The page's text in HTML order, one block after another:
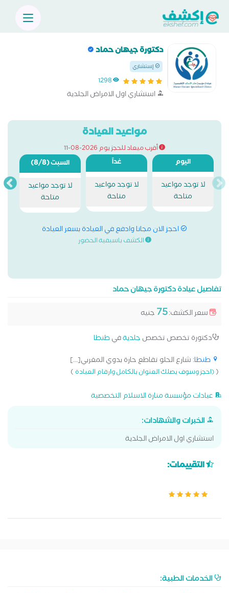
دكتورة جيهان حماد
إستشاري
1298
استشاري اول الامراض الجلدية
مواعيد العيادة
أقرب ميعاد للحجز يوم 2026-08-11
اليوم
لا توجد مواعيد
متاحة
غداً
لا توجد مواعيد
متاحة
السبت(8/8)
لا توجد مواعيد
متاحة
احجز الان مجانا وادفع في العيادة بسعر العيادة
الكشف باسبقية الحضور
تفاصيل عيادة دكتورة جيهان حماد
سعر الكشف:75 جنيه
دكتورة تخصص تخصص جلديةفيطنطا
طنطا: شارع الحلو تقاطع حارة بدوي المغربي[...]
((احجز وسوف يصلك العنوان بالكامل وارقام العيادة)
عيادات مؤسسة منارة الاسلام التخصصية
الخبرات والشهادات:
استشاري اول الامراض الجلدية
التقييمات:
الخدمات الطبية: